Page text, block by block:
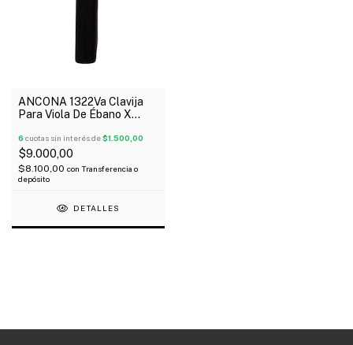
ANCONA 1322Va Clavija
Para Viola De Ébano X
6 cuotas sin interés de$1.500,00
$9.000,00
$8.100,00 con Transferencia o
depósito
DETALLES